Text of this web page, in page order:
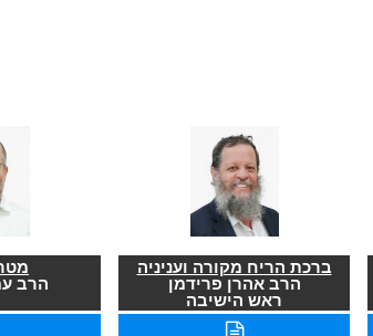
ברכת הריח מקורה ועניניה
הרב אהרן פרידמן
ראש הישיבה
הרב